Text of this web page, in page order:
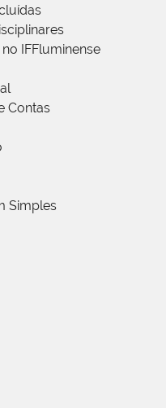
IFFluminense
Contas
Simples